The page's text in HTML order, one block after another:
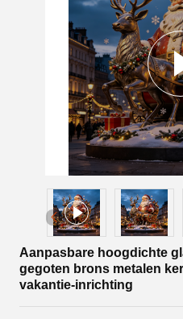
Aanpasbare hoogdichte
gegoten brons metalen
vakantie-inrichting